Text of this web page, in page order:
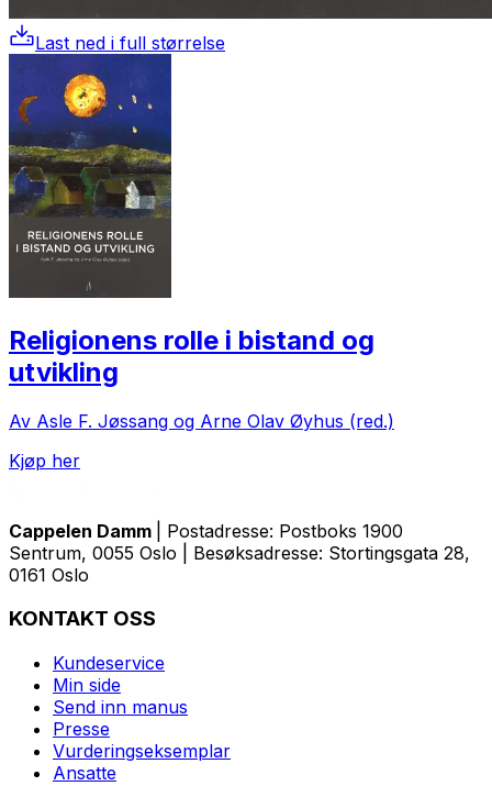
Last ned i full størrelse
Religionens rolle i bistand og
utvikling
Av Asle F. Jøssang og Arne Olav Øyhus (red.)
Kjøp her
Cappelen Damm
| Postadresse: Postboks 1900
Sentrum, 0055 Oslo | Besøksadresse: Stortingsgata 28,
0161 Oslo
KONTAKT OSS
Kundeservice
Min side
Send inn manus
Presse
Vurderingseksemplar
Ansatte